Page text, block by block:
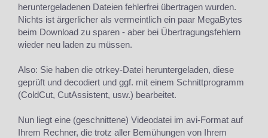
heruntergeladenen Dateien fehlerfrei übertragen wurden.
Nichts ist ärgerlicher als vermeintlich ein paar MegaBytes
beim Download zu sparen - aber bei Übertragungsfehlern
wieder neu laden zu müssen.
Also: Sie haben die otrkey-Datei heruntergeladen, diese
geprüft und decodiert und ggf. mit einem Schnittprogramm
(ColdCut, CutAssistent, usw.) bearbeitet.
Nun liegt eine (geschnittene) Videodatei im avi-Format auf
Ihrem Rechner, die trotz aller Bemühungen von Ihrem